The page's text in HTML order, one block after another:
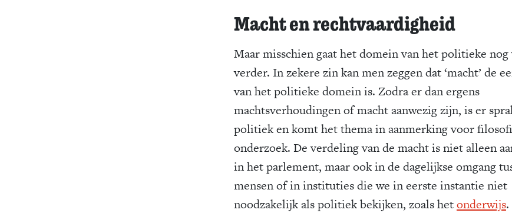
Macht en rechtvaardigheid
Maar misschien gaat het domein van het politieke nog
verder. In zekere zin kan men zeggen dat ‘macht’ de
van het politieke domein is. Zodra er dan ergens
machtsverhoudingen of macht aanwezig zijn, is er
politiek en komt het thema in aanmerking voor
onderzoek. De verdeling van de macht is niet alleen
in het parlement, maar ook in de dagelijkse omgang
mensen of in instituties die we in eerste instantie niet
noodzakelijk als politiek bekijken, zoals hetonderwijs.